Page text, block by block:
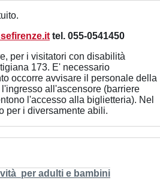
tel. 055-0541450
per i visitatori con disabilità
173. E' necessario
occorre avvisare il personale della
all'ascensore (barriere
l'accesso alla biglietteria). Nel
per i diversamente abili.
per adulti e bambini